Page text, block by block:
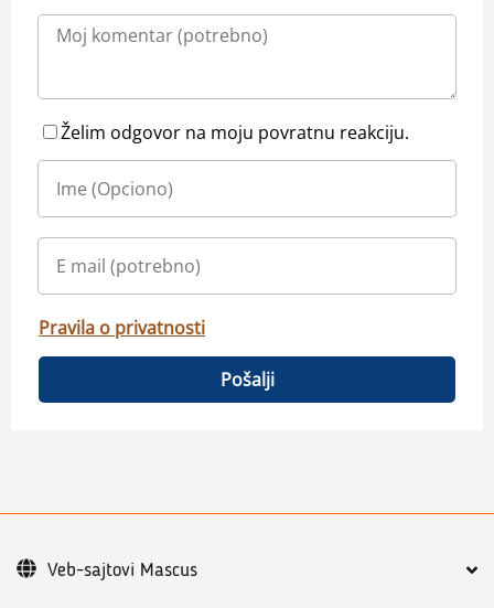
Želim odgovor na moju povratnu reakciju.
Pravila o privatnosti
Pošalji
Veb-sajtovi Mascus